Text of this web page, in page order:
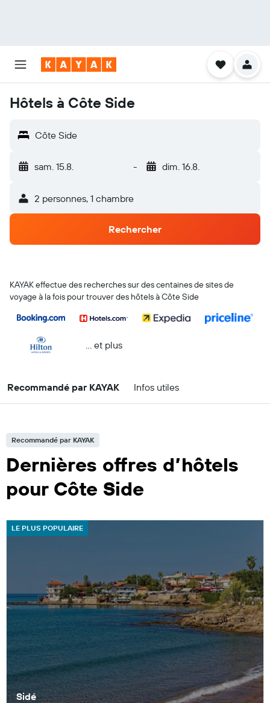
Hôtels à Côte Side
Côte Side
sam. 15.8. - dim. 16.8.
2 personnes, 1 chambre
Rechercher
KAYAK effectue des recherches sur des centaines de sites de
voyage à la fois pour trouver des hôtels à Côte Side
… et plus
Recommandé par KAYAK Infos utiles
Recommandé par KAYAK
Dernières offres d’hôtels
pour Côte Side
LE PLUS POPULAIRE
Sidé